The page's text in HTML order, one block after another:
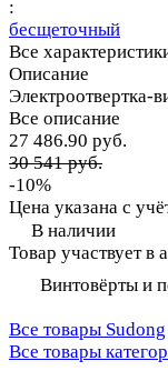
:
бесщеточный
Все
Описание
Электроотвертка-
Все описание
27 486.90 руб.
30 541 руб.
-10%
Цена указана с
В наличии
Товар участвует в
Винтовёрты и
Все товары Sudong
Все товары